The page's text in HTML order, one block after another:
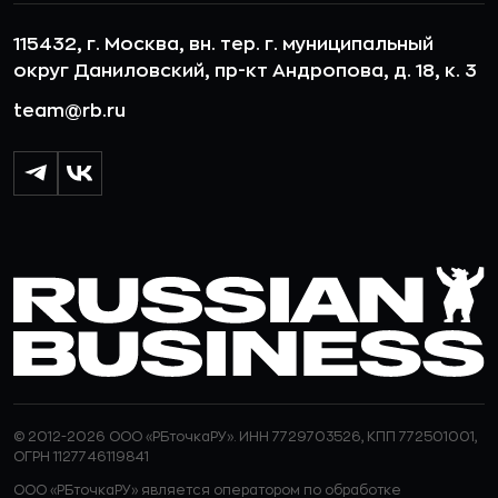
115432, г. Москва, вн. тер. г. муниципальный
округ Даниловский, пр-кт Андропова, д. 18, к. 3
team@rb.ru
© 2012-2026 ООО «РБточкаРУ». ИНН 7729703526, КПП 772501001,
ОГРН 1127746119841
ООО «РБточкаРУ» является оператором по обработке